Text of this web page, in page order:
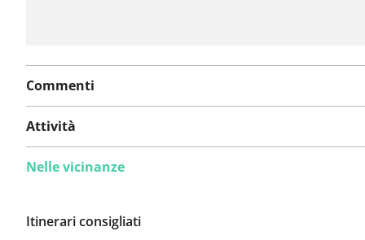
Commenti
Attività
Nelle vicinanze
Itinerari consigliati